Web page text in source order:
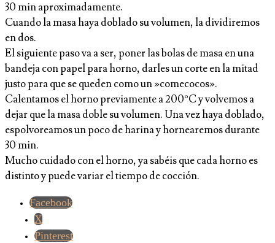
30 min aproximadamente.
Cuando la masa haya doblado su volumen, la dividiremos
en dos.
El siguiente paso va a ser, poner las bolas de masa en una
bandeja con papel para horno, darles un corte en la mitad
justo para que se queden como un »comecocos».
Calentamos el horno previamente a 200ºC y volvemos a
dejar que la masa doble su volumen. Una vez haya doblado,
espolvoreamos un poco de harina y hornearemos durante
30 min.
Mucho cuidado con el horno, ya sabéis que cada horno es
distinto y puede variar el tiempo de cocción.
Facebook
X
Pinterest